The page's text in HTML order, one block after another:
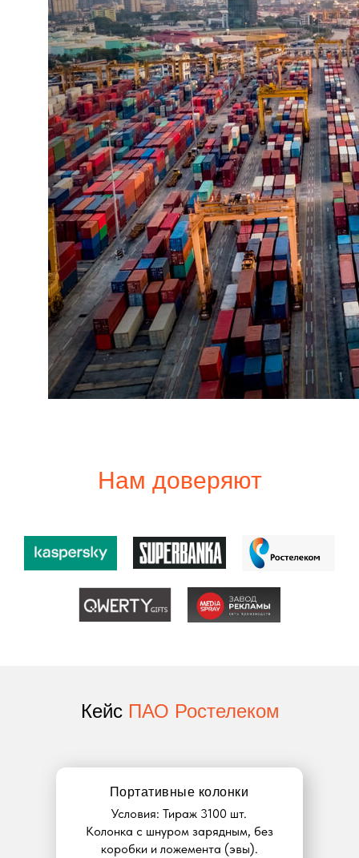
Нам доверяют
Кейс ПАО Ростелеком
Портативные колонки
Условия: Тираж 3100 шт.
Колонка с шнуром зарядным, без
коробки и ложемента (эвы).